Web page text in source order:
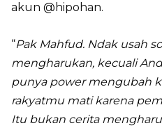
akun @hipohan.
“Pak Mahfud. Ndak usah
mengharukan, kecuali
punya power mengubah
rakyatmu mati karena
Itu bukan cerita